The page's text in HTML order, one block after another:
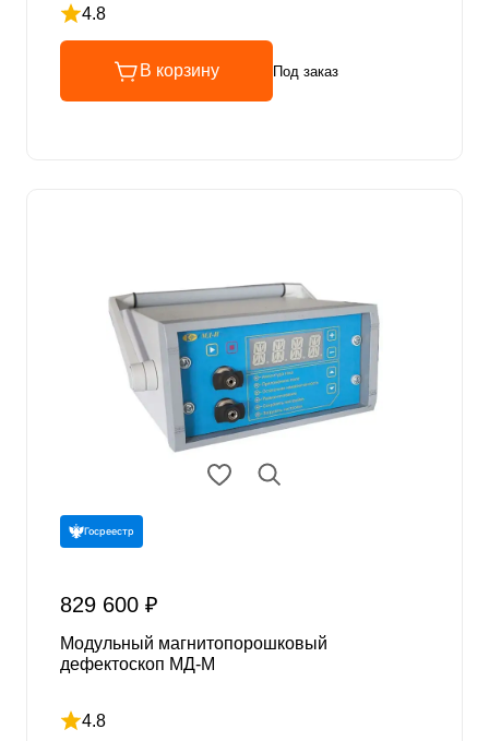
4.8
Рейтинг 4.8 из 5
В корзину Под заказ
Госреестр
829 600 ₽
Модульный магнитопорошковый
дефектоскоп МД-М
4.8
Рейтинг 4.8 из 5